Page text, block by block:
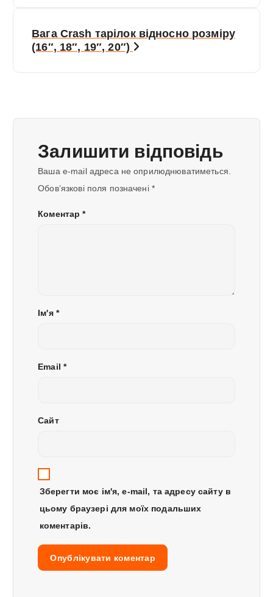
і
Вага Crash тарілок відносно розміру
(16″, 18″, 19″, 20″)
Залишити відповідь
Ваша e-mail адреса не оприлюднюватиметься.
Обов’язкові поля позначені *
Коментар*
Ім'я *
Email *
Сайт
Зберегти моє ім'я, e-mail, та адресу сайту в
цьому браузері для моїх подальших
коментарів.